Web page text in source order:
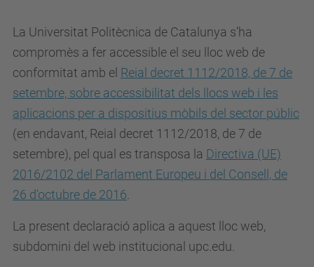
La Universitat Politècnica de Catalunya s’ha
compromès a fer accessible el seu lloc web de
conformitat amb el Reial decret 1112/2018, de 7 de
setembre, sobre accessibilitat dels llocs web i les
aplicacions per a dispositius mòbils del sector públic
(en endavant, Reial decret 1112/2018, de 7 de
setembre), pel qual es transposa la Directiva (UE)
2016/2102 del Parlament Europeu i del Consell, de
26 d'octubre de 2016
La present declaració aplica a aquest lloc web,
subdomini del web institucional upc.edu.